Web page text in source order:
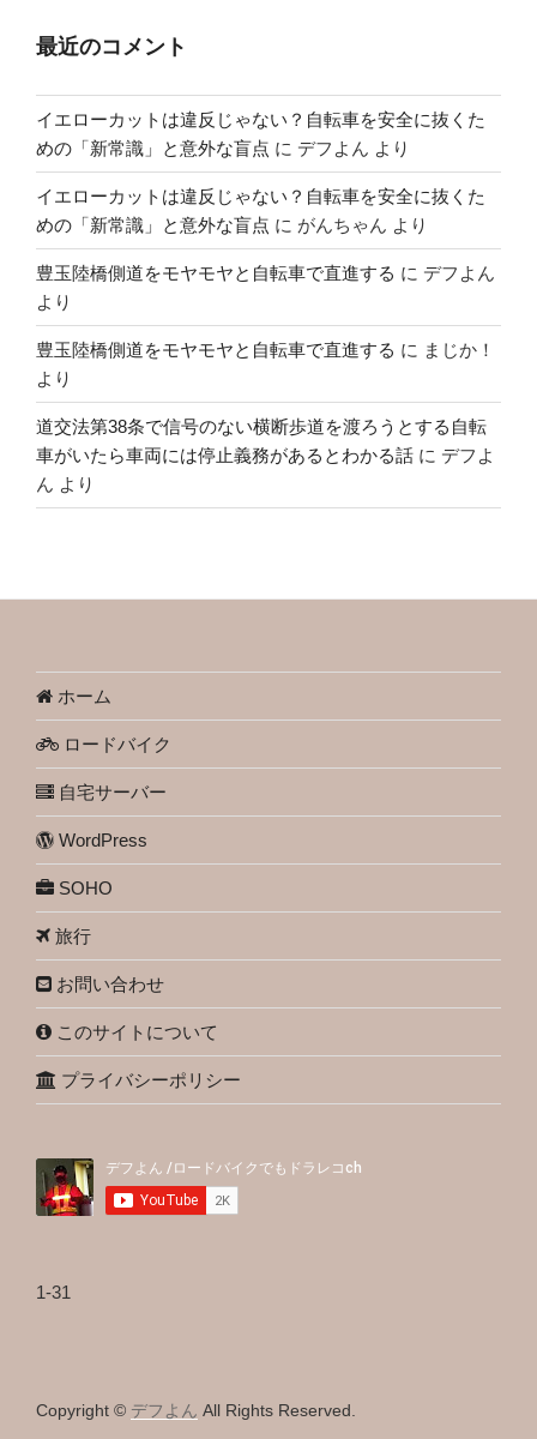
最近のコメント
イエローカットは違反じゃない？自転車を安全に抜くた
めの「新常識」と意外な盲点 に デフよん より
イエローカットは違反じゃない？自転車を安全に抜くた
めの「新常識」と意外な盲点 に がんちゃん より
豊玉陸橋側道をモヤモヤと自転車で直進する に デフよん
より
豊玉陸橋側道をモヤモヤと自転車で直進する に まじか！
より
道交法第38条で信号のない横断歩道を渡ろうとする自転
車がいたら車両には停止義務があるとわかる話 に デフよ
ん より
ホーム
ロードバイク
自宅サーバー
WordPress
SOHO
旅行
お問い合わせ
このサイトについて
プライバシーポリシー
1-31
Copyright © デフよん All Rights Reserved.